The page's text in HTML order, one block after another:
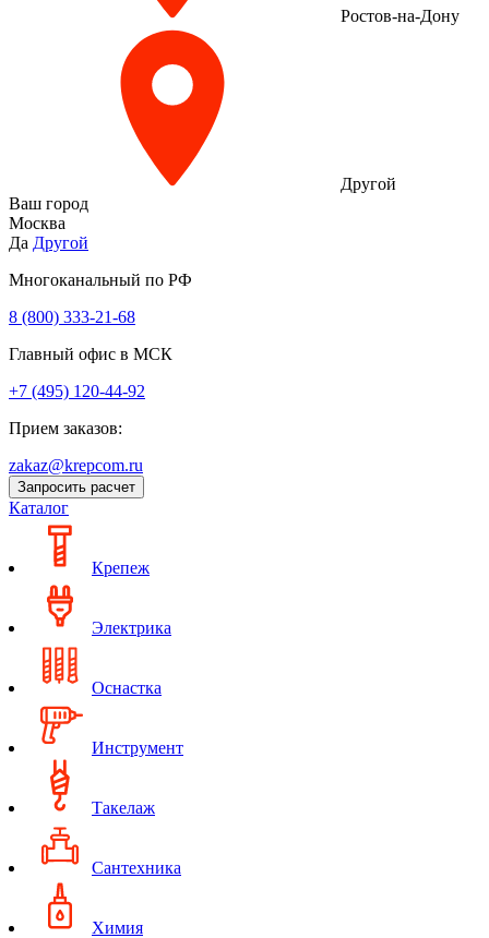
Ростов-на-Дону
Другой
Ваш город
Москва
Да Другой
Многоканальный по РФ
8 (800) 333‑21-68
Главный офис в МСК
+7 (495) 120-44-92
Прием заказов:
zakaz@krepcom.ru
Запросить расчет
Каталог
Крепеж
Электрика
Оснастка
Инструмент
Такелаж
Сантехника
Химия